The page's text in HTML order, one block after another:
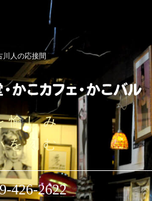
川人の応接間
愉しみ
を刻む
426-2622